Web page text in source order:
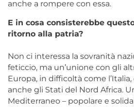
anche a rompere con essa.
E in cosa consisterebbe
ritorno alla patria?
Non ci interessa la sovranità
feticcio, ma un’unione con gli
Europa, in difficoltà come
anche gli Stati del Nord Africa.
Mediterraneo – popolare e